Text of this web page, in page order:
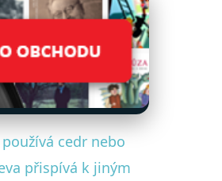
cedr nebo
přispívá k jiným